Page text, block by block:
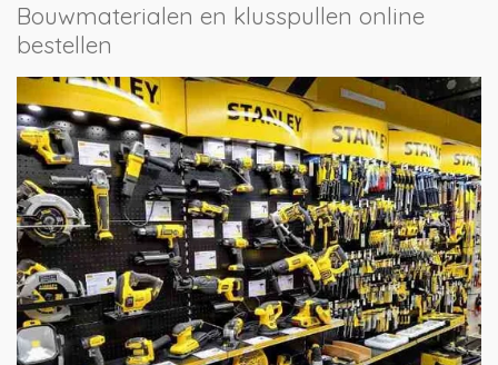
Bouwmaterialen en klusspullen online
bestellen